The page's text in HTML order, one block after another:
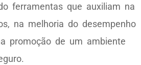
ferramentas que auxiliam na
na melhoria do desempenho
promoção de um ambiente